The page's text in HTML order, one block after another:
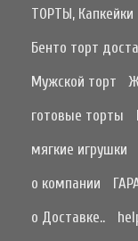
ТОРТЫ, Капкейки
Бенто торт
Мужской торт
готовые торты
мягкие игрушки
о компании
о Доставке..